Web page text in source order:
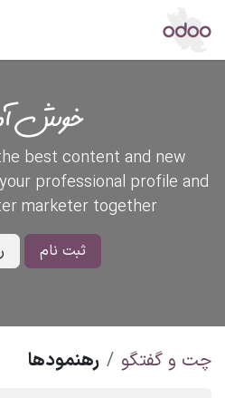
خوش
best content and new
professional profile and
marketer together.
ثبت نام
چت و گفتگو رهنمودها